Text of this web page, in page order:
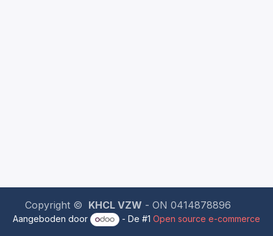
Copyright © KHCL VZW - ON 0414878896
Aangeboden door - De #1Open source e-commerce